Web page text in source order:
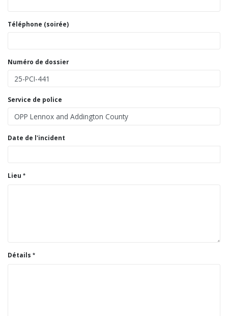
Téléphone (soirée)
Numéro de dossier
Service de police
Date de l'incident
Lieu
Détails